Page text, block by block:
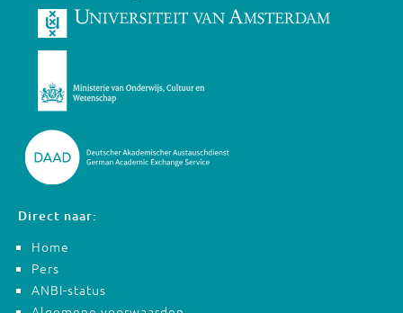
Direct naar:
Home
Pers
ANBI-status